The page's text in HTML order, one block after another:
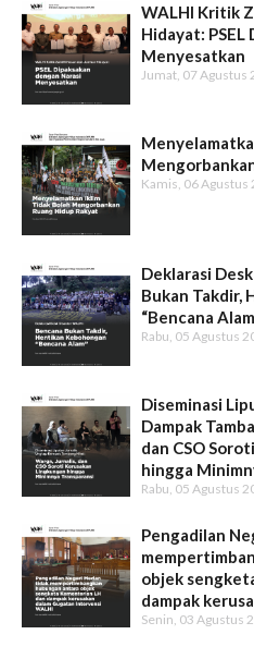
WALHI Kritik
Hidayat: PSEL
Menyesatkan
Jumat, 07 Agustus
Kamis, 06 Agustus
Deklarasi
Bukan Takdir,
“Bencana
Rabu, 05 Agustus
Diseminasi
Dampak
dan CSO
hingga
Rabu, 05 Agustus
Pengadilan
objek
dampak
Intervensi
Senin, 03 Agustus